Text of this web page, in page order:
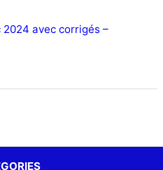
2024 avec corrigés –